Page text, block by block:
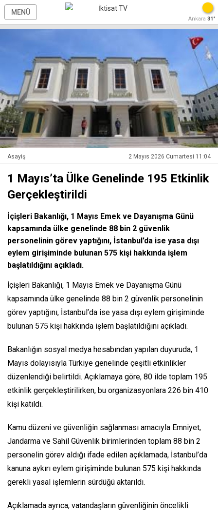
MENÜ
Ankara 31°
Asayiş 2 Mayıs 2026 Cumartesi 11:04
1 Mayıs’ta Ülke Genelinde 195 Etkinlik
Gerçekleştirildi
İçişleri Bakanlığı, 1 Mayıs Emek ve Dayanışma Günü
kapsamında ülke genelinde 88 bin 2 güvenlik
personelinin görev yaptığını, İstanbul’da ise yasa dışı
eylem girişiminde bulunan 575 kişi hakkında işlem
başlatıldığını açıkladı.
İçişleri Bakanlığı, 1 Mayıs Emek ve Dayanışma Günü
kapsamında ülke genelinde 88 bin 2 güvenlik personelinin
görev yaptığını, İstanbul’da ise yasa dışı eylem girişiminde
bulunan 575 kişi hakkında işlem başlatıldığını açıkladı.
Bakanlığın sosyal medya hesabından yapılan duyuruda, 1
Mayıs dolayısıyla Türkiye genelinde çeşitli etkinlikler
düzenlendiği belirtildi. Açıklamaya göre, 80 ilde toplam 195
etkinlik gerçekleştirilirken, bu organizasyonlara 226 bin 410
kişi katıldı.
Kamu düzeni ve güvenliğin sağlanması amacıyla Emniyet,
Jandarma ve Sahil Güvenlik birimlerinden toplam 88 bin 2
personelin görev aldığı ifade edilen açıklamada, İstanbul’da
kanuna aykırı eylem girişiminde bulunan 575 kişi hakkında
gerekli yasal işlemlerin sürdüğü aktarıldı.
Açıklamada ayrıca, vatandaşların güvenliğinin öncelikli